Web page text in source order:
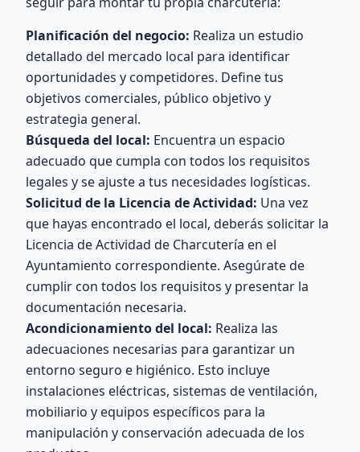
Planificación del negocio: Realiza un estudio
detallado del mercado local para identificar
oportunidades y competidores. Define tus
objetivos comerciales, público objetivo y
estrategia general.
Búsqueda del local: Encuentra un espacio
adecuado que cumpla con todos los requisitos
legales y se ajuste a tus necesidades logísticas.
Solicitud de la Licencia de Actividad: Una vez
que hayas encontrado el local, deberás solicitar la
Licencia de Actividad de Charcutería en el
Ayuntamiento correspondiente. Asegúrate de
cumplir con todos los requisitos y presentar la
documentación necesaria.
Acondicionamiento del local: Realiza las
adecuaciones necesarias para garantizar un
entorno seguro e higiénico. Esto incluye
instalaciones eléctricas, sistemas de ventilación,
mobiliario y equipos específicos para la
manipulación y conservación adecuada de los